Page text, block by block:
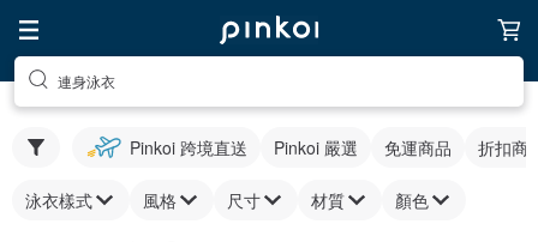
連身泳衣
Pinkoi 跨境直送 Pinkoi 嚴選 免運商品 折扣商
泳衣樣式 風格 尺寸 材質 顏色